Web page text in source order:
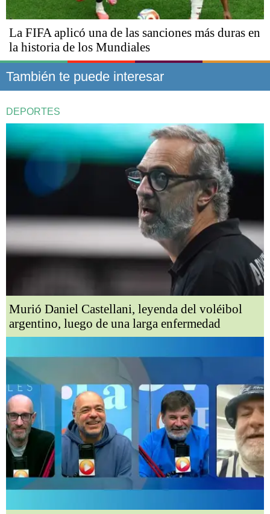
La FIFA aplicó una de las sanciones más duras en
la historia de los Mundiales
También te puede interesar
DEPORTES
Murió Daniel Castellani, leyenda del voléibol
argentino, luego de una larga enfermedad